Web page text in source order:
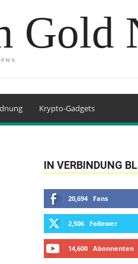
Gold
Krypto-Gadgets
IN VERBINDUNG
20,694 Fans
2,506 Follower
14,600 Abonnenten